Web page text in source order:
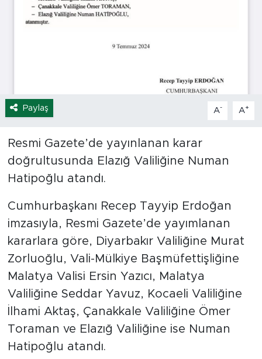
Paylaş A- A+
Resmi Gazete’de yayınlanan karar
doğrultusunda Elazığ Valiliğine Numan
Hatipoğlu atandı.
Cumhurbaşkanı Recep Tayyip Erdoğan
imzasıyla, Resmi Gazete’de yayımlanan
kararlara göre, Diyarbakır Valiliğine Murat
Zorluoğlu, Vali-Mülkiye Başmüfettişliğine
Malatya Valisi Ersin Yazıcı, Malatya
Valiliğine Seddar Yavuz, Kocaeli Valiliğine
İlhami Aktaş, Çanakkale Valiliğine Ömer
Toraman ve Elazığ Valiliğine ise Numan
Hatipoğlu atandı.
Yaşam
Ekonomi
Hava Durumu
Tavz Der
Bingöl Kaza Haberleri